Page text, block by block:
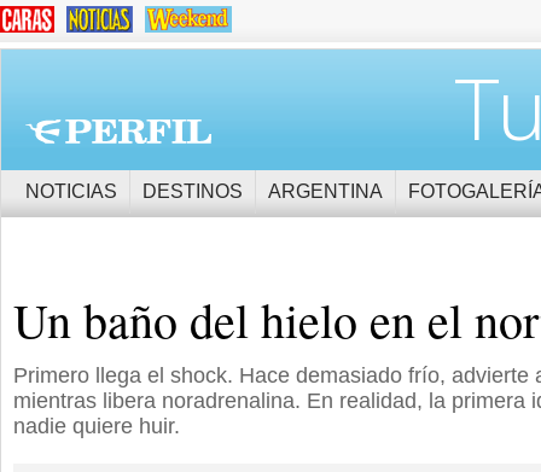
NOTICIAS DESTINOS ARGENTINA
Un baño del hielo en el
Primero llega el shock. Hace demasiado frío, advierte
mientras libera noradrenalina. En realidad, la primera
nadie quiere huir.